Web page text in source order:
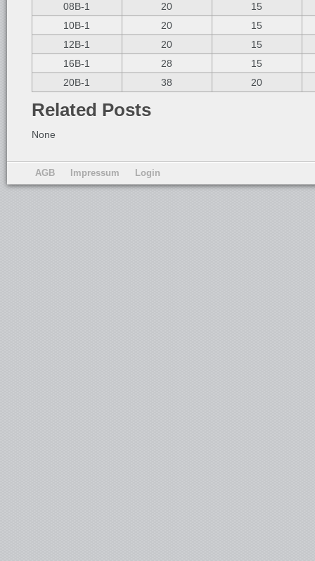
08B-1
20
15
10B-1
20
15
12B-1
20
15
16B-1
28
15
20B-1
38 20
Related Posts
None
AGB Impressum Login